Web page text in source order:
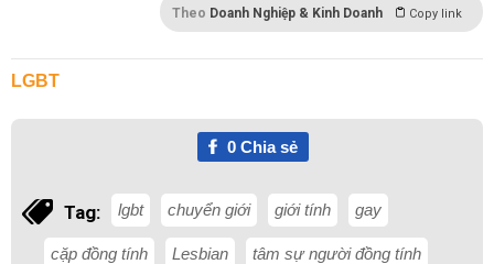
Theo Doanh Nghiệp & Kinh Doanh Copy link
LGBT
0Chia sẻ
Tag: lgbt chuyển giới giới tính gay
cặp đồng tính Lesbian tâm sự người đồng tính